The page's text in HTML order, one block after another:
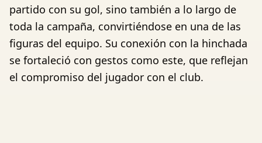
partido con su gol, sino también a lo largo de
toda la campaña, convirtiéndose en una de las
figuras del equipo. Su conexión con la hinchada
se fortaleció con gestos como este, que reflejan
el compromiso del jugador con el club.